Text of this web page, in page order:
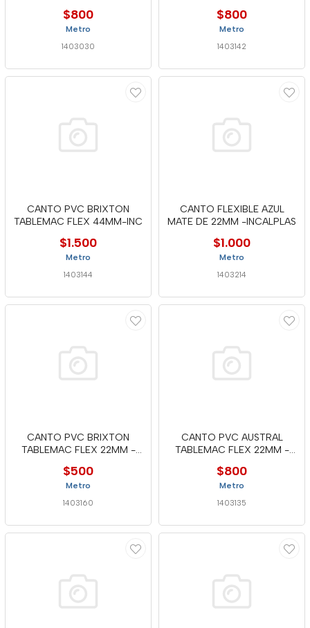
$800
Metro
1403030
$800
Metro
1403142
CANTO PVC BRIXTON
TABLEMAC FLEX 44MM-INC
$1.500
Metro
1403144
CANTO FLEXIBLE AZUL
MATE DE 22MM -INCALPLAS
$1.000
Metro
1403214
CANTO PVC BRIXTON
TABLEMAC FLEX 22MM -
$500
Metro
1403160
CANTO PVC AUSTRAL
TABLEMAC FLEX 22MM -
$800
Metro
1403135